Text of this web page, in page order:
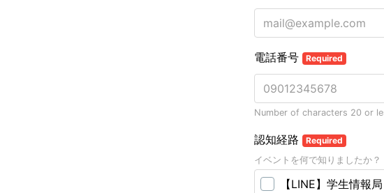
電話番号 Required
Number of characters 20 or
認知経路 Required
イベントを何で知りましたか？
【LINE】学生情報局